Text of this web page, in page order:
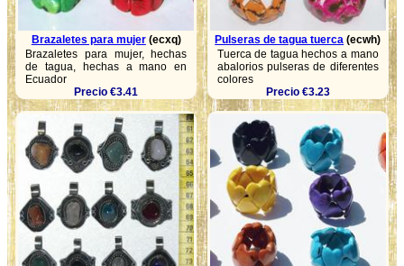
Brazaletes para mujer(ecxq)
Brazaletes para mujer, hechas
de tagua, hechas a mano en
Ecuador
Precio €3.41
Pulseras de tagua tuerca (ecwh)
Tuerca de tagua hechos a mano
abalorios pulseras de diferentes
colores
Precio €3.23